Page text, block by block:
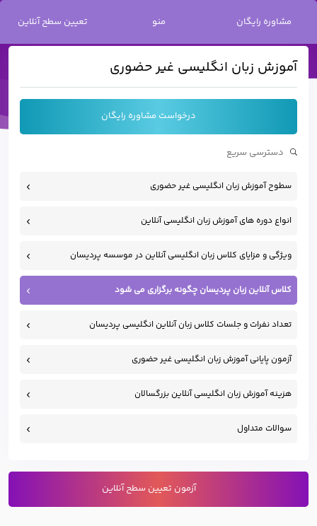
مشاوره رایگان منو تعیین سطح آنلاین / آموزش زبان انگلیسی غیر حضوری
آموزش زبان انگلیسی غیر حضوری
درخواست مشاوره رایگان
سطوح آموزش زبان انگلیسی غیر حضوری
انواع دوره های آموزش زبان انگلیسی آنلاین
ویژگی و مزایای کلاس زبان انگلیسی آنلاین در موسسه پردیسان
کلاس آنلاین زبان پردیسان چگونه برگزاری می شود
تعداد نفرات و جلسات کلاس زبان آنلاین انگلیسی پردیسان
آزمون پایانی آموزش زبان انگلیسی غیر حضوری
هزینه آموزش زبان انگلیسی آنلاین بزرگسالان
سوالات متداول
آزمون تعیین سطح آنلاین